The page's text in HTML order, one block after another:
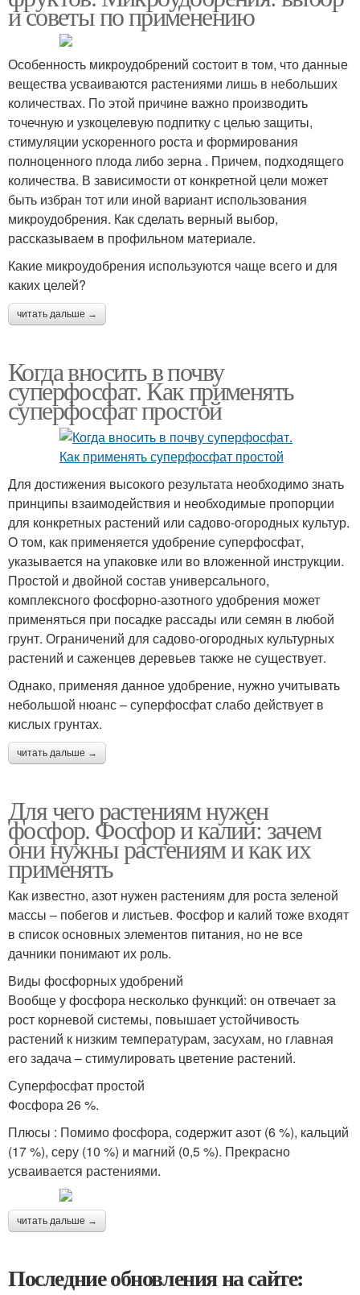
и советы по применению
Особенность микроудобрений состоит в том, что данные
вещества усваиваются растениями лишь в небольших
количествах. По этой причине важно производить
точечную и узкоцелевую подпитку с целью защиты,
стимуляции ускоренного роста и формирования
полноценного плода либо зерна . Причем, подходящего
количества. В зависимости от конкретной цели может
быть избран тот или иной вариант использования
микроудобрения. Как сделать верный выбор,
рассказываем в профильном материале.
Какие микроудобрения используются чаще всего и для
каких целей?
читать дальше →
Когда вносить в почву
суперфосфат. Как применять
суперфосфат простой
Для достижения высокого результата необходимо знать
принципы взаимодействия и необходимые пропорции
для конкретных растений или садово-огородных культур.
О том, как применяется удобрение суперфосфат,
указывается на упаковке или во вложенной инструкции.
Простой и двойной состав универсального,
комплексного фосфорно-азотного удобрения может
применяться при посадке рассады или семян в любой
грунт. Ограничений для садово-огородных культурных
растений и саженцев деревьев также не существует.
Однако, применяя данное удобрение, нужно учитывать
небольшой нюанс – суперфосфат слабо действует в
кислых грунтах.
читать дальше →
Для чего растениям нужен
фосфор. Фосфор и калий: зачем
они нужны растениям и как их
применять
Как известно, азот нужен растениям для роста зеленой
массы – побегов и листьев. Фосфор и калий тоже входят
в список основных элементов питания, но не все
дачники понимают их роль.
Виды фосфорных удобрений
Вообще у фосфора несколько функций: он отвечает за
рост корневой системы, повышает устойчивость
растений к низким температурам, засухам, но главная
его задача – стимулировать цветение растений.
Суперфосфат простой
Фосфора 26 %.
Плюсы : Помимо фосфора, содержит азот (6 %), кальций
(17 %), серу (10 %) и магний (0,5 %). Прекрасно
усваивается растениями.
читать дальше →
Последние обновления на сайте: